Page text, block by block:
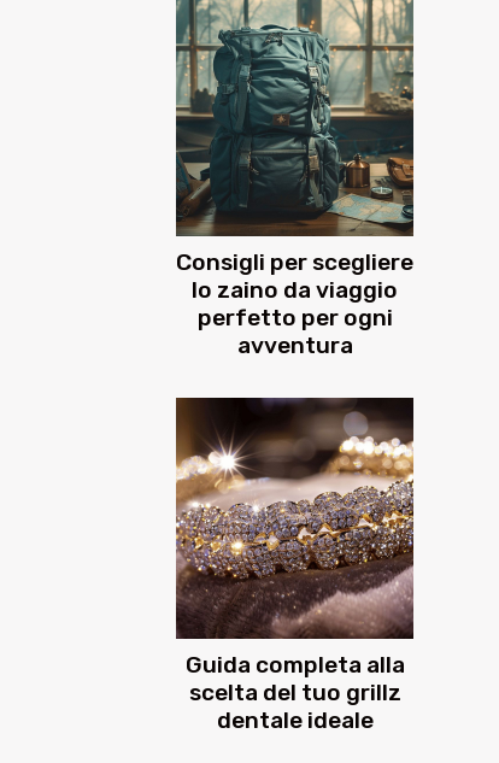
Consigli per scegliere
lo zaino da viaggio
perfetto per ogni
avventura
Guida completa alla
scelta del tuo grillz
dentale ideale